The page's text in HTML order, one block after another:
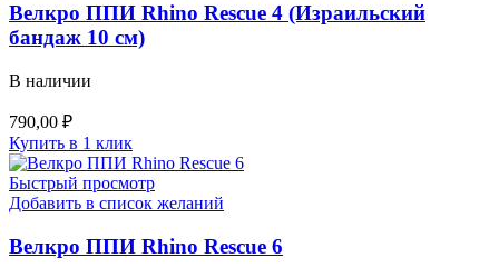
Велкро ППИ Rhino Rescue 4 (Израильский
бандаж 10 см)
В наличии
790,00 ₽
Купить в 1 клик
Быстрый просмотр
Добавить в список желаний
Велкро ППИ Rhino Rescue 6